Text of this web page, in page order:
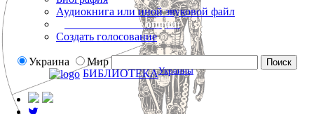
Аудиокнига или иной звуковой файл
Дополнительные опции:
Создать голосование
Украина
Мир
БИБЛИОТЕКАУкраины